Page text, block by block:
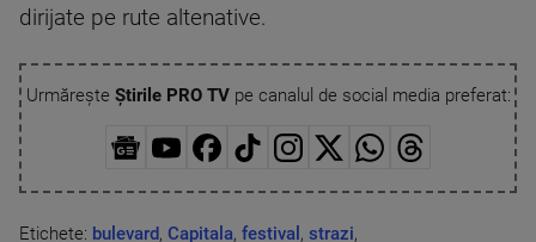
dirijate pe rute altenative.
Urmărește Știrile PRO TVpe canalul de social media preferat:
Etichete: bulevard, Capitala, festival , strazi,